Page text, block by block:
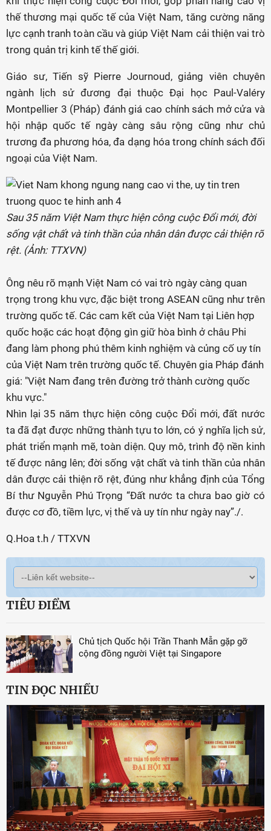
thế thương mại quốc tế của Việt Nam, tăng cường năng
lực cạnh tranh toàn cầu và giúp Việt Nam cải thiện vai trò
trong quản trị kinh tế thế giới.
Giáo sư, Tiến sỹ Pierre Journoud, giảng viên chuyên
ngành lịch sử đương đại thuộc Đại học Paul-Valéry
Montpellier 3 (Pháp) đánh giá cao chính sách mở cửa và
hội nhập quốc tế ngày càng sâu rộng cũng như chủ
trương đa phương hóa, đa dạng hóa trong chính sách đối
ngoại của Việt Nam.
Sau 35 năm Việt Nam thực hiện công cuộc Đổi mới, đời
sống vật chất và tinh thần của nhân dân được cải thiện rõ
rệt. (Ảnh: TTXVN)
Ông nêu rõ mạnh Việt Nam có vai trò ngày càng quan
trọng trong khu vực, đặc biệt trong ASEAN cũng như trên
trường quốc tế. Các cam kết của Việt Nam tại Liên hợp
quốc hoặc các hoạt động gìn giữ hòa bình ở châu Phi
đang làm phong phú thêm kinh nghiệm và củng cố uy tín
của Việt Nam trên trường quốc tế. Chuyên gia Pháp đánh
giá: "Việt Nam đang trên đường trở thành cường quốc
khu vực."
Nhìn lại 35 năm thực hiện công cuộc Đổi mới, đất nước
ta đã đạt được những thành tựu to lớn, có ý nghĩa lịch sử,
phát triển mạnh mẽ, toàn diện. Quy mô, trình độ nền kinh
tế được nâng lên; đời sống vật chất và tinh thần của nhân
dân được cải thiện rõ rệt, đúng như khẳng định của Tổng
Bí thư Nguyễn Phú Trọng “Đất nước ta chưa bao giờ có
được cơ đồ, tiềm lực, vị thế và uy tín như ngày nay”./.
Q.Hoa t.h / TTXVN
TIÊU ĐIỂM
Chủ tịch Quốc hội Trần Thanh Mẫn gặp gỡ
cộng đồng người Việt tại Singapore
TIN ĐỌC NHIỀU